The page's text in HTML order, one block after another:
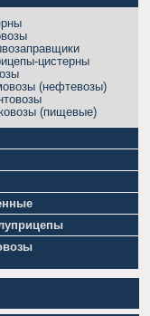
цистерны
(нефтевозы)
(пищевые)